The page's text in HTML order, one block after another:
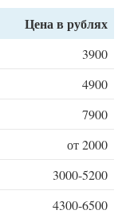
Цена в рублях
3900
4900
7900
от 2000
3000-5200
4300-6500